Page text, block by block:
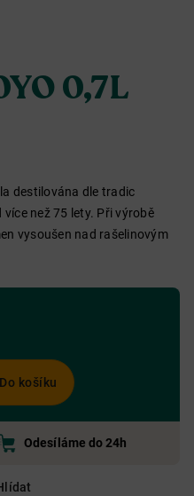
0,7L
destilována dle tradic
než 75 lety. Při výrobě
vysoušen nad rašelinovým
Do košíku
Odesíláme do 24h